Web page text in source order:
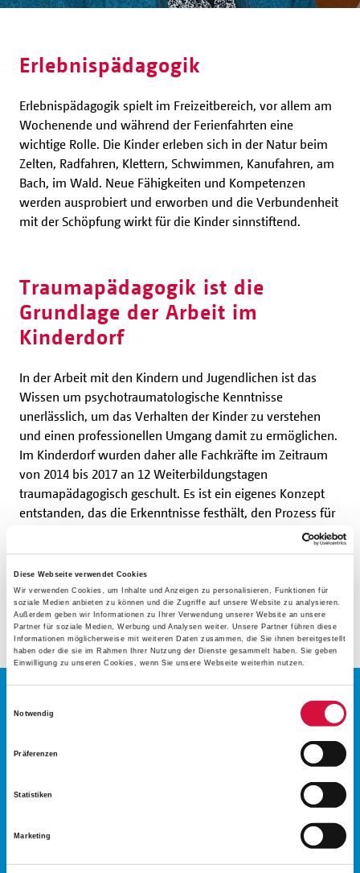
Diese Webseite verwendet Cookies
Wir verwenden Cookies, um Inhalte und Anzeigen zu personalisieren, Funktionen für
soziale Medien anbieten zu können und die Zugriffe auf unsere Website zu analysieren.
Außerdem geben wir Informationen zu Ihrer Verwendung unserer Website an unsere
Partner für soziale Medien, Werbung und Analysen weiter. Unsere Partner führen diese
Informationen möglicherweise mit weiteren Daten zusammen, die Sie ihnen bereitgestellt
haben oder die sie im Rahmen Ihrer Nutzung der Dienste gesammelt haben. Sie geben
Einwilligung zu unseren Cookies, wenn Sie unsere Webseite weiterhin nutzen.
Notwendig
Präferenzen
Statistiken
Marketing
Erlebnispädagogik
Erlebnispädagogik spielt im Freizeitbereich, vor allem am
Wochenende und während der Ferienfahrten eine
wichtige Rolle. Die Kinder erleben sich in der Natur beim
Zelten, Radfahren, Klettern, Schwimmen, Kanufahren, am
Bach, im Wald. Neue Fähigkeiten und Kompetenzen
werden ausprobiert und erworben und die Verbundenheit
mit der Schöpfung wirkt für die Kinder sinnstiftend.
Traumapädagogik ist die
Grundlage der Arbeit im
Kinderdorf
In der Arbeit mit den Kindern und Jugendlichen ist das
Wissen um psychotraumatologische Kenntnisse
unerlässlich, um das Verhalten der Kinder zu verstehen
und einen professionellen Umgang damit zu ermöglichen.
Im Kinderdorf wurden daher alle Fachkräfte im Zeitraum
von 2014 bis 2017 an 12 Weiterbildungstagen
traumapädagogisch geschult. Es ist ein eigenes Konzept
entstanden, das die Erkenntnisse festhält, den Prozess für
Grundlage dient.
Möchten Sie dieses oder ähnliche Projekte der
Kinderhilfe unterstützen, dann spenden Sie jetzt hier!
UNTERSTÜTZEN